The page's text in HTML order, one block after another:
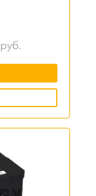
руб.